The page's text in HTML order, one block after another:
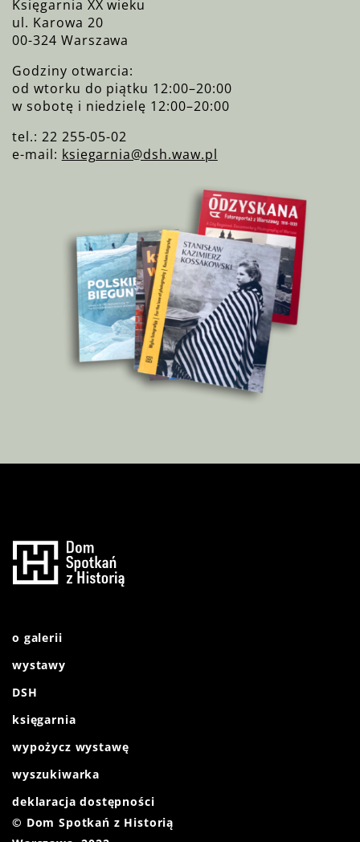
Księgarnia XX wieku
ul. Karowa 20
00-324 Warszawa
Godziny otwarcia:
od wtorku do piątku 12:00–20:00
w sobotę i niedzielę 12:00–20:00
tel.: 22 255-05-02
e-mail: ksiegarnia@dsh.waw.pl
o galerii
wystawy
DSH
księgarnia
wypożycz wystawę
wyszukiwarka
deklaracja dostępności
© Dom Spotkań z Historią